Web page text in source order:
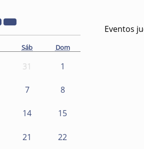
Sáb Dom
31 1
7 8
14 15
21 22
Eventos